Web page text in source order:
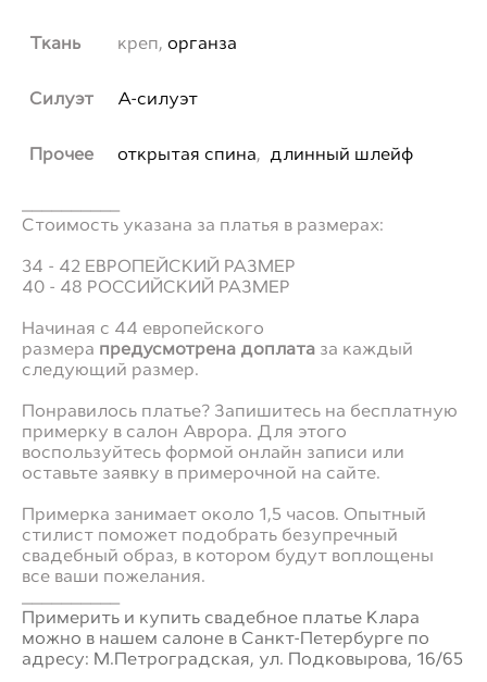
Ткань креп, органза
Силуэт А-силуэт
Прочее открытая спина, длинный шлейф
Стоимость указана за платья в размерах:
34 - 42 ЕВРОПЕЙСКИЙ РАЗМЕР
40 - 48 РОССИЙСКИЙ РАЗМЕР
Начиная с 44 европейского
размера предусмотрена доплата за каждый
следующий размер.
Понравилось платье? Запишитесь на бесплатную
примерку в салон Аврора. Для этого
воспользуйтесь формой онлайн записи или
оставьте заявку в примерочной на сайте.
Примерка занимает около 1,5 часов. Опытный
стилист поможет подобрать безупречный
свадебный образ, в котором будут воплощены
все ваши пожелания.
Примерить и купить свадебное платье Клара
можно в нашем салоне в Санкт-Петербурге по
адресу: М.Петроградская, ул. Подковырова, 16/65